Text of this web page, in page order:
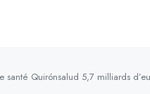
Quirónsalud 5,7 milliards